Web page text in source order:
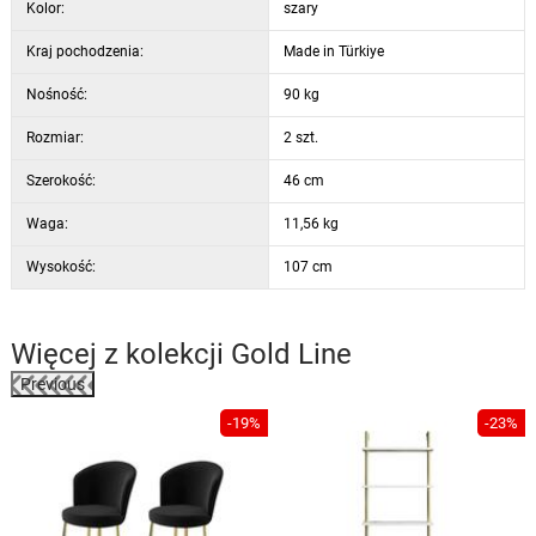
Kolor: szary
Kraj pochodzenia: Made in Türkiye
Nośność: 90 kg
Rozmiar: 2 szt.
Szerokość: 46 cm
Waga: 11,56 kg
Wysokość: 107 cm
Więcej z kolekcji Gold Line
Previous
-19% -23%